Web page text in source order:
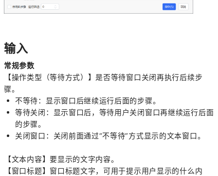
输入
常规参数
【操作类型（等待方式）】是否等待窗口关闭再执行后续步
骤。
不等待：显示窗口后继续运行后面的步骤。
等待关闭：显示窗口后，等待用户关闭窗口再继续运行后面
的步骤。
关闭窗口：关闭前面通过“不等待”方式显示的文本窗口。
【文本内容】要显示的文字内容。
【窗口标题】窗口标题文字，可用于提示用户显示的什么内